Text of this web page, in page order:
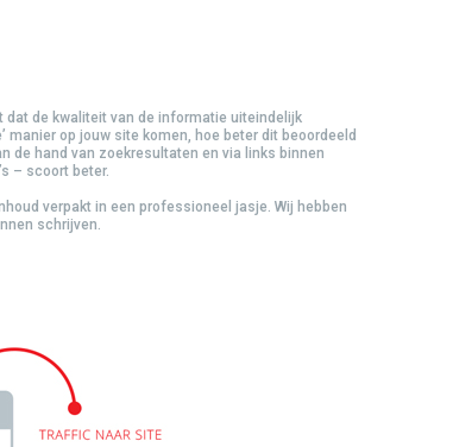
dat de kwaliteit van de informatie uiteindelijk
manier op jouw site komen, hoe beter dit beoordeeld
de hand van zoekresultaten en via links binnen
– scoort beter.
verpakt in een professioneel jasje. Wij hebben
schrijven.